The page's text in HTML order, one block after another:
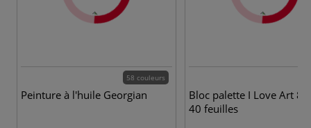
58 couleurs
Peinture à l'huile Georgian
Bloc palette I Love Art
40 feuilles